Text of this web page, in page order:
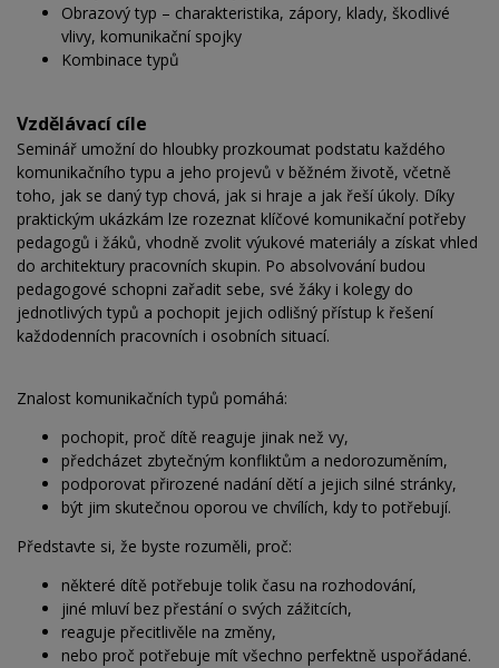
Obrazový typ – charakteristika, zápory, klady, škodlivé
vlivy, komunikační spojky
Kombinace typů
Vzdělávací cíle
Seminář umožní do hloubky prozkoumat podstatu každého
komunikačního typu a jeho projevů v běžném životě, včetně
toho, jak se daný typ chová, jak si hraje a jak řeší úkoly. Díky
praktickým ukázkám lze rozeznat klíčové komunikační potřeby
pedagogů i žáků, vhodně zvolit výukové materiály a získat vhled
do architektury pracovních skupin. Po absolvování budou
pedagogové schopni zařadit sebe, své žáky i kolegy do
jednotlivých typů a pochopit jejich odlišný přístup k řešení
každodenních pracovních i osobních situací.
Znalost komunikačních typů pomáhá:
pochopit, proč dítě reaguje jinak než vy,
předcházet zbytečným konfliktům a nedorozuměním,
podporovat přirozené nadání dětí a jejich silné stránky,
být jim skutečnou oporou ve chvílích, kdy to potřebují.
Představte si, že byste rozuměli, proč:
některé dítě potřebuje tolik času na rozhodování,
jiné mluví bez přestání o svých zážitcích,
reaguje přecitlivěle na změny,
nebo proč potřebuje mít všechno perfektně uspořádané.